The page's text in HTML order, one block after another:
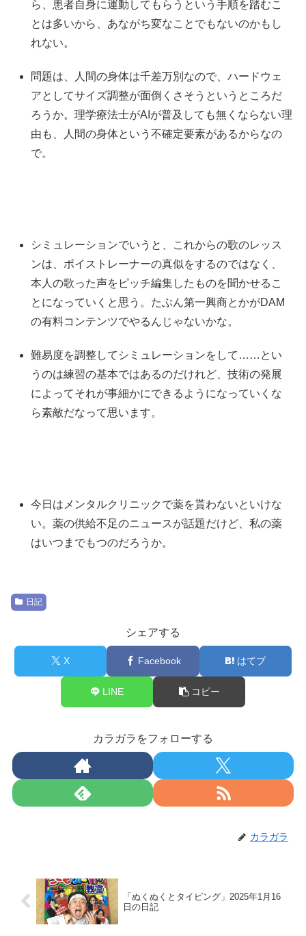
ら、患者自身に運動してもらうという手順を踏むこ
とは多いから、あながち変なことでもないのかもし
れない。
問題は、人間の身体は千差万別なので、ハードウェ
アとしてサイズ調整が面倒くさそうというところだ
ろうか。理学療法士がAIが普及しても無くならない理
由も、人間の身体という不確定要素があるからなの
で。
シミュレーションでいうと、これからの歌のレッス
ンは、ボイストレーナーの真似をするのではなく、
本人の歌った声をピッチ編集したものを聞かせるこ
とになっていくと思う。たぶん第一興商とかがDAM
の有料コンテンツでやるんじゃないかな。
難易度を調整してシミュレーションをして……とい
うのは練習の基本ではあるのだけれど、技術の発展
によってそれが事細かにできるようになっていくな
ら素敵だなって思います。
今日はメンタルクリニックで薬を貰わないといけな
い。薬の供給不足のニュースが話題だけど、私の薬
はいつまでもつのだろうか。
日記
シェアする
X Facebook はてブ
LINE コピー
カラガラをフォローする
カラガラ
「ぬくぬくとタイピング」2025年1月16
日の日記